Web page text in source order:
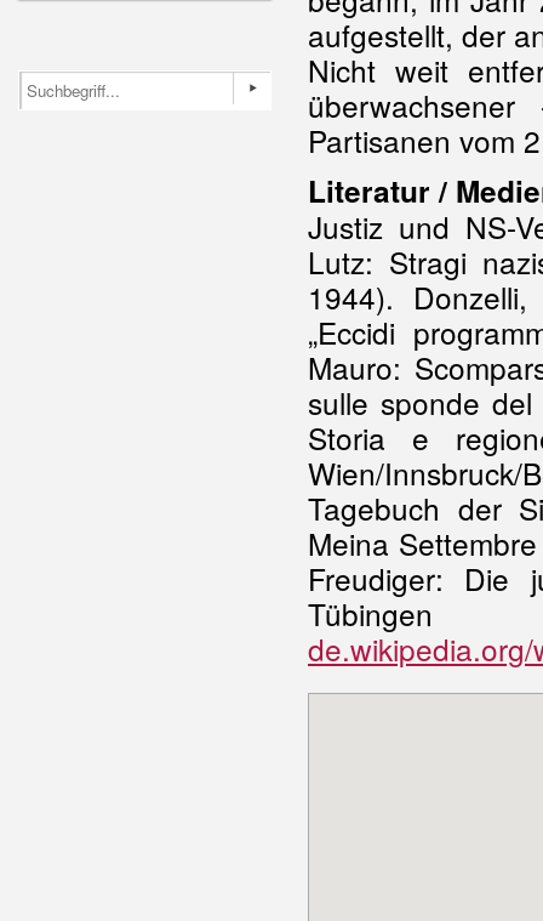
aufgestellt, der
Nicht weit
Partisanen vom
Literatur /
Justiz und NS-
Lutz: Stragi
1944).
„Eccidi
Mauro:
sulle sponde
Storia e
Wien/
Tagebuch der
Meina
Freudiger: Die